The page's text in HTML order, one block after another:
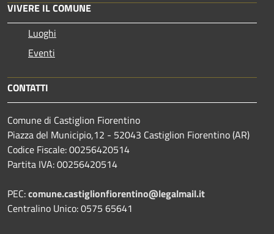
VIVERE IL COMUNE
Luoghi
Eventi
CONTATTI
Comune di Castiglion Fiorentino
Piazza del Municipio,12 - 52043 Castiglion Fiorentino (AR)
Codice Fiscale: 00256420514
Partita IVA: 00256420514
PEC:comune.castiglionfiorentino@legalmail.it
Centralino Unico: 0575 65641